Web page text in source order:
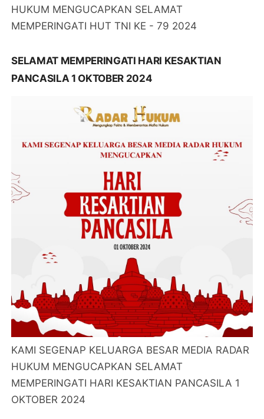
HUKUM MENGUCAPKAN SELAMAT
MEMPERINGATI HUT TNI KE - 79 2024
SELAMAT MEMPERINGATI HARI KESAKTIAN
PANCASILA 1 OKTOBER 2024
KAMI SEGENAP KELUARGA BESAR MEDIA RADAR
HUKUM MENGUCAPKAN SELAMAT
MEMPERINGATI HARI KESAKTIAN PANCASILA 1
OKTOBER 2024